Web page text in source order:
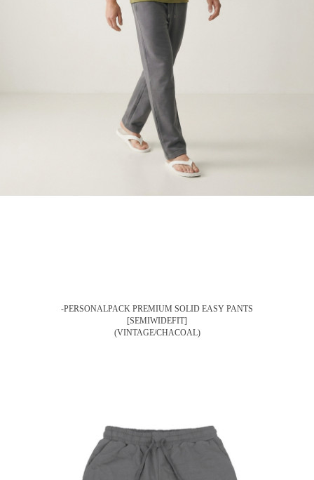
-PERSONALPACK PREMIUM SOLID EASY PANTS
[SEMIWIDEFIT]
(VINTAGE/CHACOAL)